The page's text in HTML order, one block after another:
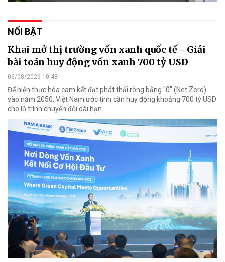
NỔI BẬT
Khai mở thị trường vốn xanh quốc tế - Giải
bài toán huy động vốn xanh 700 tỷ USD
06/08/2026 10:48
Để hiện thực hóa cam kết đạt phát thải ròng bằng "0" (Net Zero)
vào năm 2050, Việt Nam ước tính cần huy động khoảng 700 tỷ USD
cho lộ trình chuyển đổi dài hạn.